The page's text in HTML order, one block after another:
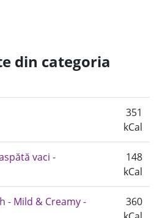
din categoria
351
kCal
vaci -
148
kCal
- Mild & Creamy -
360